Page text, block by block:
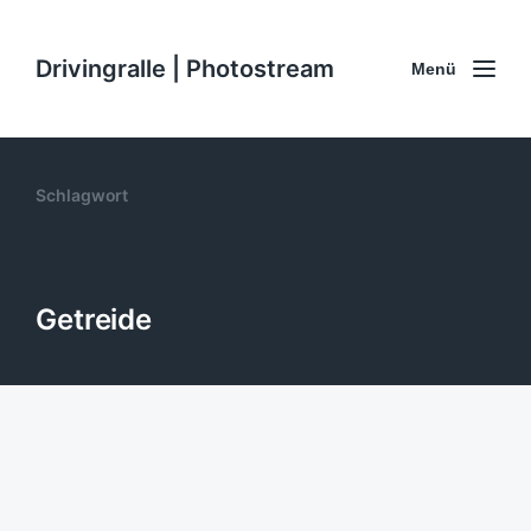
Drivingralle | Photostream Menü
Schlagwort
Getreide